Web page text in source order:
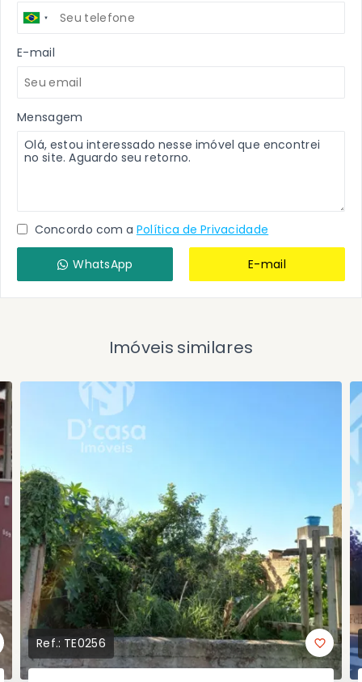
E-mail
Mensagem
Concordo com a Política de Privacidade
WhatsApp E-mail
Imóveis similares
Ref.: TE0256